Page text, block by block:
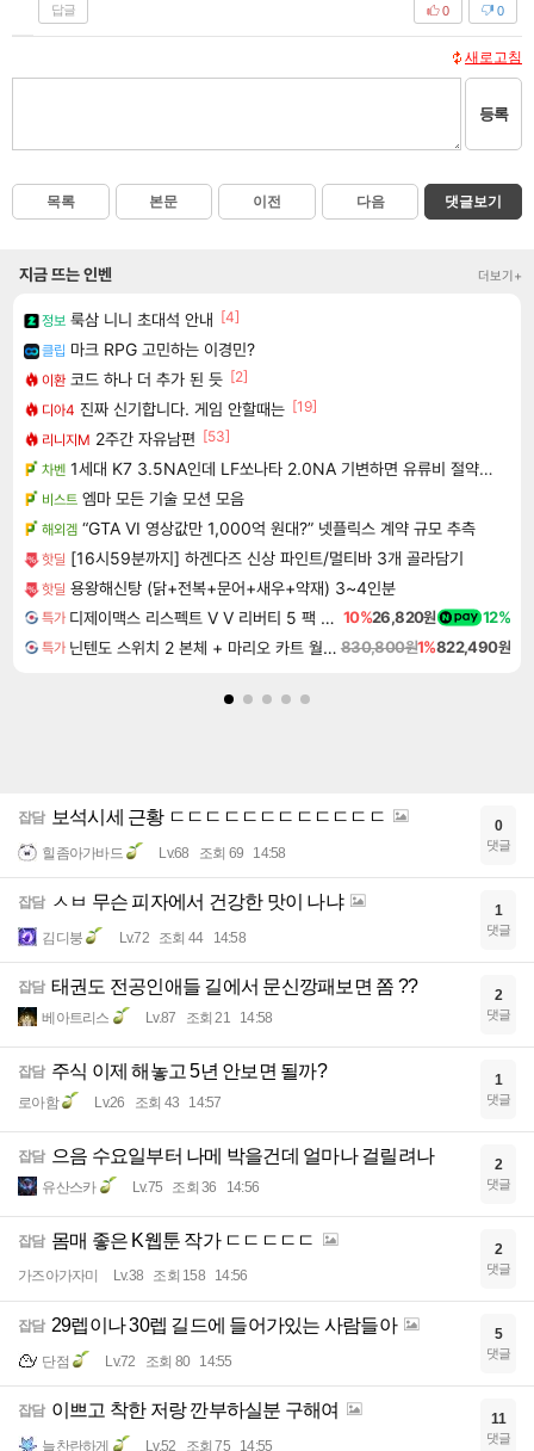
답글 0
0
새로고침
등록
목록 본문 이전 다음 댓글보기
지금 뜨는 인벤 더보기+
정보 룩삼 니니 초대석 안내 [4]
클립 마크 RPG 고민하는 이경민?
이환 코드 하나 더 추가 된 듯 [2]
디아4 진짜 신기합니다. 게임 안할때는 [19]
리니지M 2주간 자유남편 [53]
차벤 1세대 K7 3.5NA인데 LF쏘나타 2.0NA 기변하면 유류비 절약이 얼마나 될까요..?
비스트 엠마 모든 기술 모션 모음
해외겜 “GTA VI 영상값만 1,000억 원대?” 넷플릭스 계약 규모 추측
핫딜 [16시59분까지] 하겐다즈 신상 파인트/멀티바 3개 골라담기
핫딜 용왕해신탕 (닭+전복+문어+새우+약재) 3~4인분
특가 디제이맥스 리스펙트 V V 리버티 5 팩 DJMAX RESPECT V V Liberty 5 Pack DLC 10%26,820원 12%
특가 닌텐도 스위치 2 본체 + 마리오 카트 월드 + 슈퍼 마리오 파티 잼버리 닌텐도 스위치 2 에디션 + 잼버리 TV 번들 830,800원1%822,490원
잡담 보석시세 근황 ㄷㄷㄷㄷㄷㄷㄷㄷㄷㄷㄷㄷ
힐좀아가바드 Lv.68 조회 69 14:58
0
댓글
잡담 ㅅㅂ 무슨 피자에서 건강한 맛이 나냐
김디붕 Lv.72 조회 44 14:58
1
댓글
잡담 태권도 전공인애들 길에서 문신깡패보면 쫌 ??
베아트리스 Lv.87 조회 21 14:58
2
댓글
잡담 주식 이제 해놓고 5년 안보면 될까?
로아함 Lv.26 조회 43 14:57
1
댓글
잡담 으음 수요일부터 나메 박을건데 얼마나 걸릴려나
유산스카 Lv.75 조회 36 14:56
2
댓글
잡담 몸매 좋은 K웹툰 작가 ㄷㄷㄷㄷㄷ
가즈아가자미 Lv.38 조회 158 14:56
2
댓글
잡담 29렙이나 30렙 길드에 들어가있는 사람들아
단점 Lv.72 조회 80 14:55
5
댓글
잡담 이쁘고 착한 저랑 깐부하실분 구해여
늘찬란하게 Lv.52 조회 75 14:55
11
댓글